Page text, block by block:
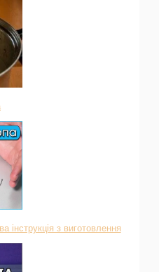
інструкція з виготовлення